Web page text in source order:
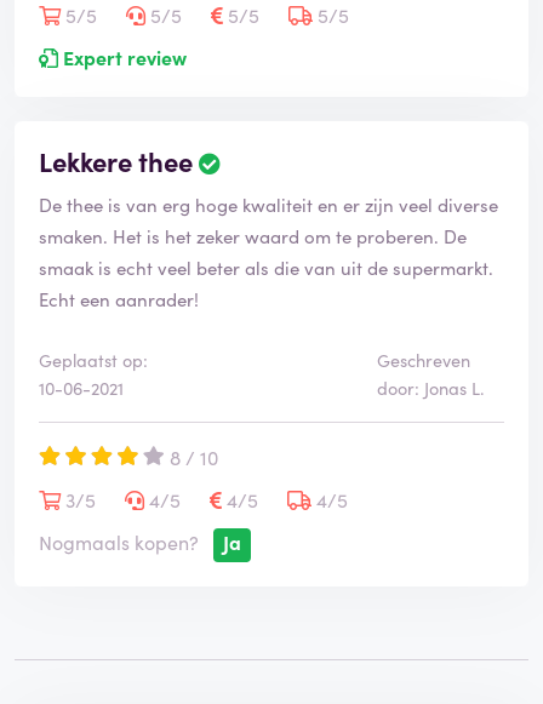
5/5
5/5 5/5
5/5
Expert review
Lekkere thee
De thee is van erg hoge kwaliteit en er zijn veel diverse
smaken. Het is het zeker waard om te proberen. De
smaak is echt veel beter als die van uit de supermarkt.
Echt een aanrader!
Geplaatst op:
10-06-2021
Geschreven
door: Jonas L.
8 / 10
3/5
4/5 4/5
4/5
Nogmaals kopen?
Ja